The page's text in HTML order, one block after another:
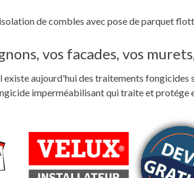
de combles avec pose de parquet
vos facades, vos
existe aujourd'hui des traitements
imperméabilisant qui traite et protége